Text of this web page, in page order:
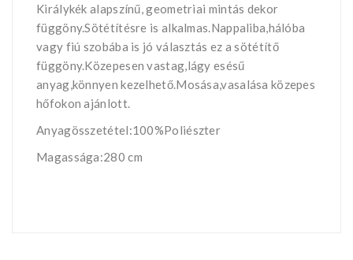
Királykék alapszínű, geometriai mintás dekor
függöny.Sötétítésre is alkalmas.Nappaliba,hálóba
vagy fiú szobába is jó választás ez a sötétítő
függöny.Közepesen vastag,lágy esésű
anyag,könnyen kezelhető.Mosása,vasalása közepes
hőfokon ajánlott.
Anyagösszetétel:100%Poliészter
Magassága:280 cm